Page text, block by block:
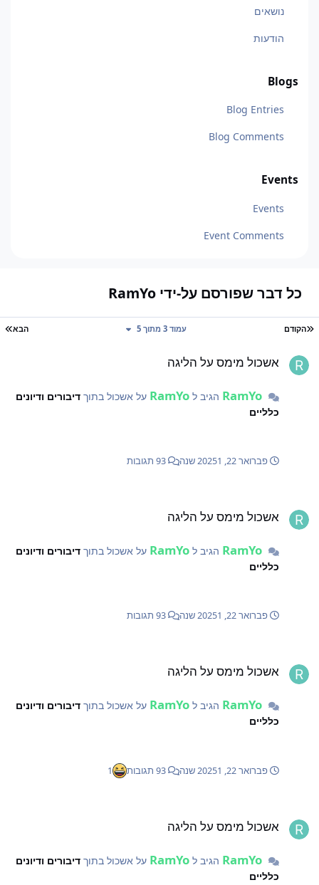
נושאים
הודעות
Blogs
Blog Entries
Blog Comments
Events
Events
Event Comments
כל דבר שפורסם על-ידי RamYo
עמוד ראשון
הקודם הבא עמוד 3 מתוך 5
אשכול מימס על הליגה
RamYo הגיב ל RamYo על אשכול בתוך דיבורים ודיונים
כלליים
פברואר 22, 2025 1 שנה
אשכול מימס על הליגה
RamYo הגיב ל RamYo על אשכול בתוך דיבורים ודיונים
כלליים
פברואר 22, 2025 1 שנה
אשכול מימס על הליגה
RamYo הגיב ל RamYo על אשכול בתוך דיבורים ודיונים
כלליים
פברואר 22, 2025 1 שנה 1
אשכול מימס על הליגה
RamYo הגיב ל RamYo על אשכול בתוך דיבורים ודיונים
כלליים